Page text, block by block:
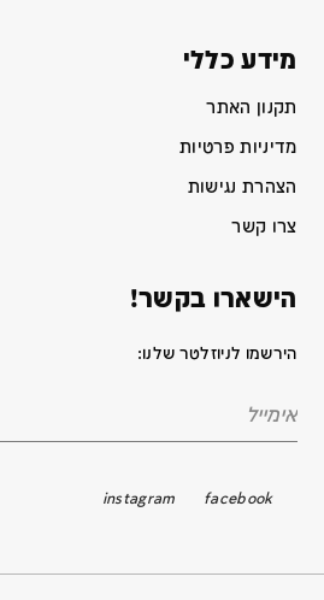
מידע כללי
תקנון האתר
מדיניות פרטיות
הצהרת נגישות
צרו קשר
הישארו בקשר!
הירשמו לניוזלטר שלנו:
facebook
instagram